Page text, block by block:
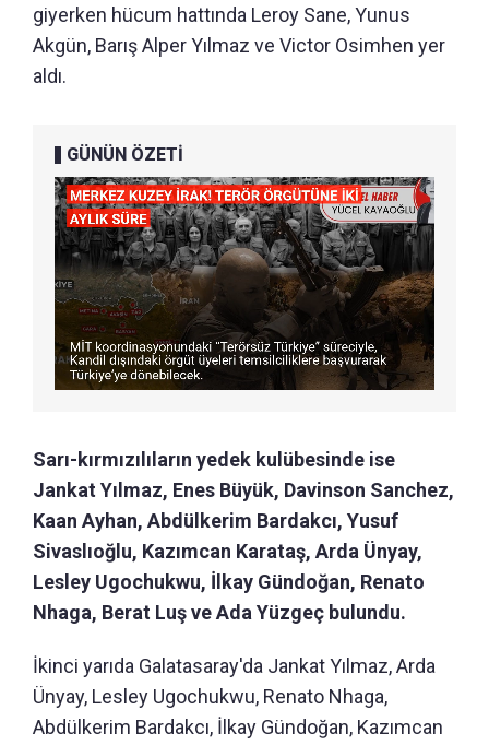
giyerken hücum hattında Leroy Sane, Yunus
Akgün, Barış Alper Yılmaz ve Victor Osimhen yer
aldı.
GÜNÜN ÖZETİ
Sarı-kırmızılıların yedek kulübesinde ise
Jankat Yılmaz, Enes Büyük, Davinson Sanchez,
Kaan Ayhan, Abdülkerim Bardakcı, Yusuf
Sivaslıoğlu, Kazımcan Karataş, Arda Ünyay,
Lesley Ugochukwu, İlkay Gündoğan, Renato
Nhaga, Berat Luş ve Ada Yüzgeç bulundu.
İkinci yarıda Galatasaray'da Jankat Yılmaz, Arda
Ünyay, Lesley Ugochukwu, Renato Nhaga,
Abdülkerim Bardakcı, İlkay Gündoğan, Kazımcan